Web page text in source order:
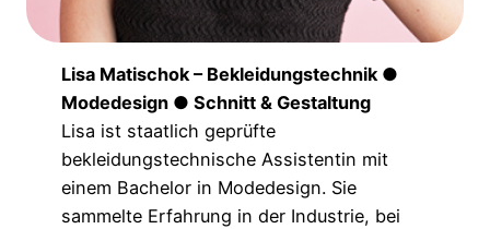
Lisa Matischok – Bekleidungstechnik ●
Modedesign ● Schnitt & Gestaltung
Lisa ist staatlich geprüfte
bekleidungstechnische Assistentin mit
einem Bachelor in Modedesign. Sie
sammelte Erfahrung in der Industrie, bei